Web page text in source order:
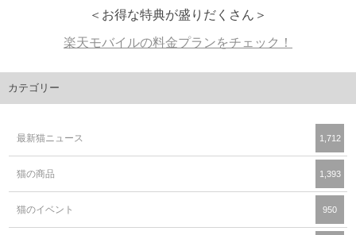
＜お得な特典が盛りだくさん＞
楽天モバイルの料金プランをチェック！
カテゴリー
最新猫ニュース 1,712
猫の商品 1,393
猫のイベント 950